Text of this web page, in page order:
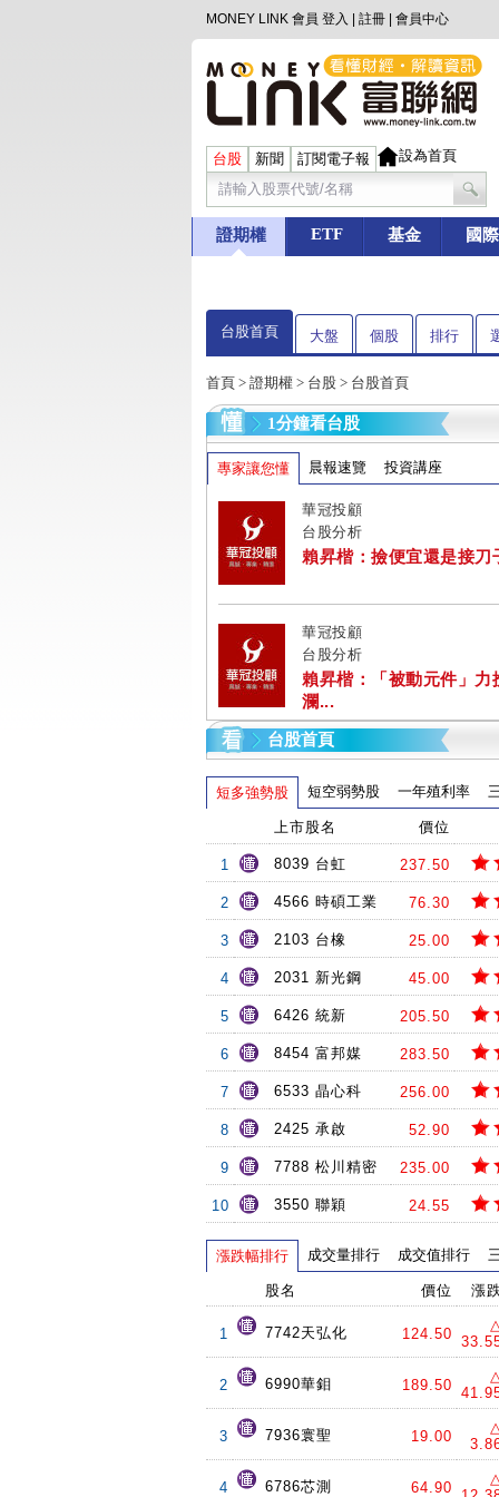
MONEY LINK 會員 登入 註冊 會員中心
台股 新聞 訂閱電子報 設為首頁
證期權 ETF 基金 國際
台股首頁 大盤 個股 排行
首頁 > 證期權 > 台股 > 台股首頁
1分鐘看台股
專家讓您懂 晨報速覽 投資講座
華冠投顧
台股分析
賴昇楷：撿便宜還是接刀
華冠投顧
台股分析
賴昇楷：「被動元件」力
瀾...
台股首頁
短多強勢股 短空弱勢股 一年殖利率
上市股名 價位
1 8039 台虹 237.50
2 4566 時碩工業 76.30
3 2103 台橡 25.00
4 2031 新光鋼 45.00
5 6426 統新 205.50
6 8454 富邦媒 283.50
7 6533 晶心科 256.00
8 2425 承啟 52.90
9 7788 松川精密 235.00
10 3550 聯穎 24.55
漲跌幅排行 成交量排行 成交值排行
股名 價位 漲
1 7742天弘化 124.50
2 6990華鉬 189.50
3 7936寰聖 19.00
4 6786芯測 64.90